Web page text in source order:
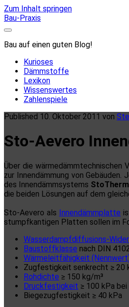
Zum Inhalt springen
Bau-Praxis
Bau auf einen guten Blog!
Kurioses
Dämmstoffe
Lexikon
Wissenswertes
Zahlenspiele
Published 10. Oktober 2011 von
Sto-Aevero
Über die wärmedämmtechnischen
zur Innendämmung von Gebäuden.
des Innendämmsystems
die beiden Lösungen auf dem
Sto-Aevero als Innendämmplatte
stumpfkantigen Platten sollen im
Wasserdampfdiffusions-
Baustoffklasse nach DIN
Wärmeleitfähigkeit
Zugfestigkeit senkrecht ≥ 20
Rohdichte ≥ 150 kg/m³
Druckfestigkeit ≥ 100 kPa
Biegezugfestigkeit ≥ 40 kPa